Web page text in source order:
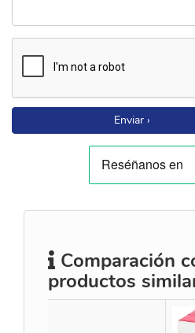
Enviar ›
Comparación
productos